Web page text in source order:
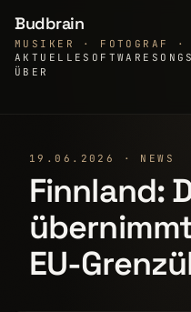
Budbrain
MUSIKER · FOTOGRAF ·
AKTUELLE SOFTWARE SONGS
ÜBER
19.06.2026 · NEWS
Finnland:
EU-